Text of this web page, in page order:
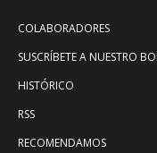
COLABORADORES
SUSCRÍBETE A NUESTRO
HISTÓRICO
RSS
RECOMENDAMOS